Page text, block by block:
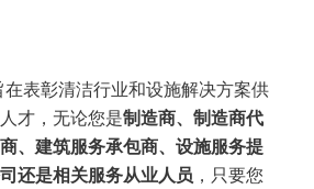
表彰清洁行业和设施解决方案供
才，无论您是制造商、制造商代
、建筑服务承包商、设施服务提
还是相关服务从业人员 ，只要您